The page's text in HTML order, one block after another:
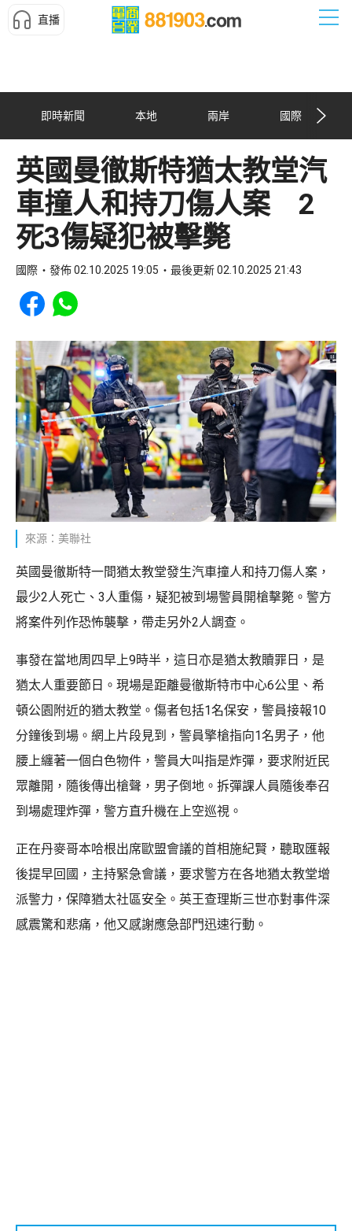
直播
即時新聞 本地 兩岸 國際
英國曼徹斯特猶太教堂汽
車撞人和持刀傷人案 2
死3傷疑犯被擊斃
國際 發佈 02.10.2025 19:05 最後更新 02.10.2025 21:43
Share to Facebook
Share to WhatsApp
來源：美聯社
英國曼徹斯特一間猶太教堂發生汽車撞人和持刀傷人案，
最少2人死亡、3人重傷，疑犯被到場警員開槍擊斃。警方
將案件列作恐怖襲擊，帶走另外2人調查。
事發在當地周四早上9時半，這日亦是猶太教贖罪日，是
猶太人重要節日。現場是距離曼徹斯特市中心6公里、希
頓公園附近的猶太教堂。傷者包括1名保安，警員接報10
分鐘後到場。網上片段見到，警員擎槍指向1名男子，他
腰上纏著一個白色物件，警員大叫指是炸彈，要求附近民
眾離開，隨後傳出槍聲，男子倒地。拆彈課人員隨後奉召
到場處理炸彈，警方直升機在上空巡視。
正在丹麥哥本哈根出席歐盟會議的首相施紀賢，聽取匯報
後提早回國，主持緊急會議，要求警方在各地猶太教堂增
派警力，保障猶太社區安全。英王查理斯三世亦對事件深
感震驚和悲痛，他又感謝應急部門迅速行動。